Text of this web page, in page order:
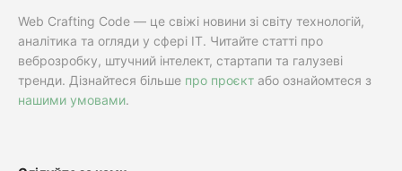
Web Crafting Code — це свіжі новини зі світу технологій,
аналітика та огляди у сфері IT. Читайте статті про
веброзробку, штучний інтелект, стартапи та галузеві
тренди. Дізнайтеся більше про проєкт або ознайомтеся з
нашими умовами.